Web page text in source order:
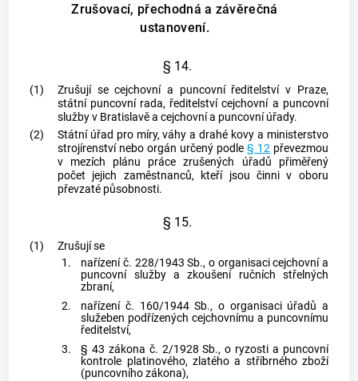
Zrušovací, přechodná a závěrečná
ustanovení.
§ 14.
(1)
Zrušují se cejchovní a puncovní ředitelství v Praze,
státní puncovní rada, ředitelství cejchovní a puncovní
služby v Bratislavě a cejchovní a puncovní úřady.
(2)
Státní úřad pro míry, váhy a drahé kovy a ministerstvo
strojírenství nebo orgán určený podle § 12převezmou
v mezích plánu práce zrušených úřadů přiměřený
počet jejich zaměstnanců, kteří jsou činni v oboru
převzaté působnosti.
§ 15.
(1)
Zrušují se
1.
nařízení č. 228/1943 Sb., o organisaci cejchovní a
puncovní služby a zkoušení ručních střelných
zbraní,
2.
nařízení č. 160/1944 Sb., o organisaci úřadů a
služeben podřízených cejchovnímu a puncovnímu
ředitelství,
3.
§ 43 zákona č. 2/1928 Sb., o ryzosti a puncovní
kontrole platinového, zlatého a stříbrného zboží
(puncovního zákona),